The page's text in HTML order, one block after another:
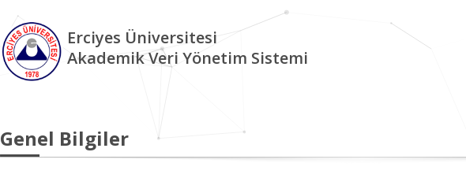
Erciyes Üniversitesi
Akademik Veri Yönetim Sistemi
Genel Bilgiler